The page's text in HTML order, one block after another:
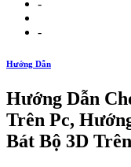
-
-
Hướng Dẫn
Hướng Dẫn
Trên Pc,
Bát Bộ 3D